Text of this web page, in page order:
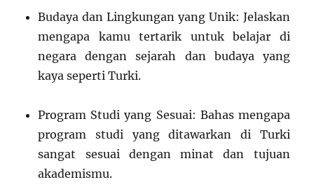
Budaya dan Lingkungan yang Unik: Jelaskan
mengapa kamu tertarik untuk belajar di
negara dengan sejarah dan budaya yang
kaya seperti Turki.
Program Studi yang Sesuai: Bahas mengapa
program studi yang ditawarkan di Turki
sangat sesuai dengan minat dan tujuan
akademismu.